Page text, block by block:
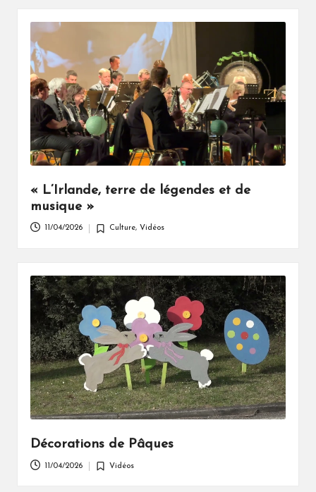
« L’Irlande, terre de légendes et de
musique »
11/04/2026
Posted
Culture, Vidéos
Décorations de Pâques
11/04/2026
Posted
Vidéos